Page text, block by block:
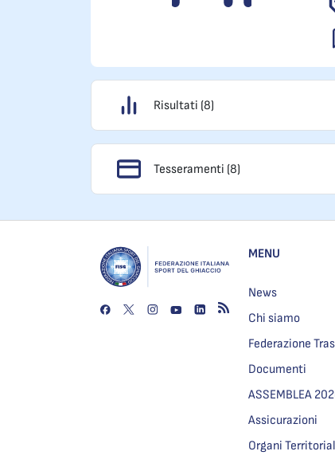
Risultati (8)
Tesseramenti (8)
MENU
News
Chi siamo
Federazione
Documenti
ASSEMBLEA
Assicurazioni
Organi